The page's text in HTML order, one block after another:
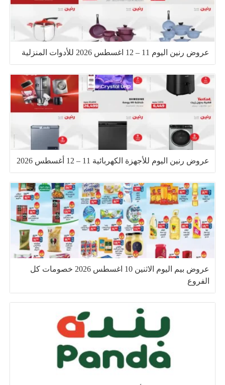
عروض رنين اليوم 11 – 12 اغسطس 2026 للأدوات المنزلية
عروض رنين اليوم للأجهزة الكهربائية 11 – 12 أغسطس 2026
عروض بيم اليوم الاثنين 10 اغسطس 2026 خصومات كل
الفروع